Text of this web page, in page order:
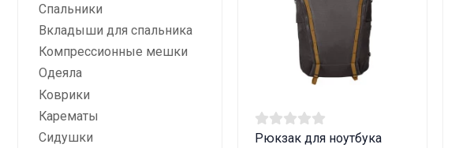
Спальники
Вкладыши для спальника
Компрессионные мешки
Одеяла
Коврики
Карематы
Сидушки
Рюкзак для ноутбука